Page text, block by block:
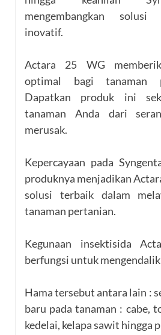
mengembangkan
inovatif.
Actara 25 WG
optimal bagi tanaman
Dapatkan produk ini
tanaman Anda dari
merusak.
Kepercayaan pada
produknya menjadikan
solusi terbaik dalam
tanaman pertanian.
Kegunaan insektisida
berfungsi untuk
Hama tersebut antara lain :
baru pada tanaman : cabe,
kedelai, kelapa sawit hingga